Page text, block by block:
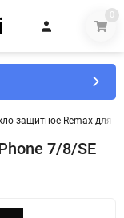
0
защитное Remax для
7/8/SE